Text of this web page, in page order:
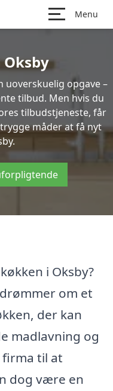
Menu
uoverskuelig opgave –
tilbud. Men hvis du
tilbudstjeneste, får
måder at få nyt
i Oksby?
om et
der kan
madlavning og
til at
dog være en